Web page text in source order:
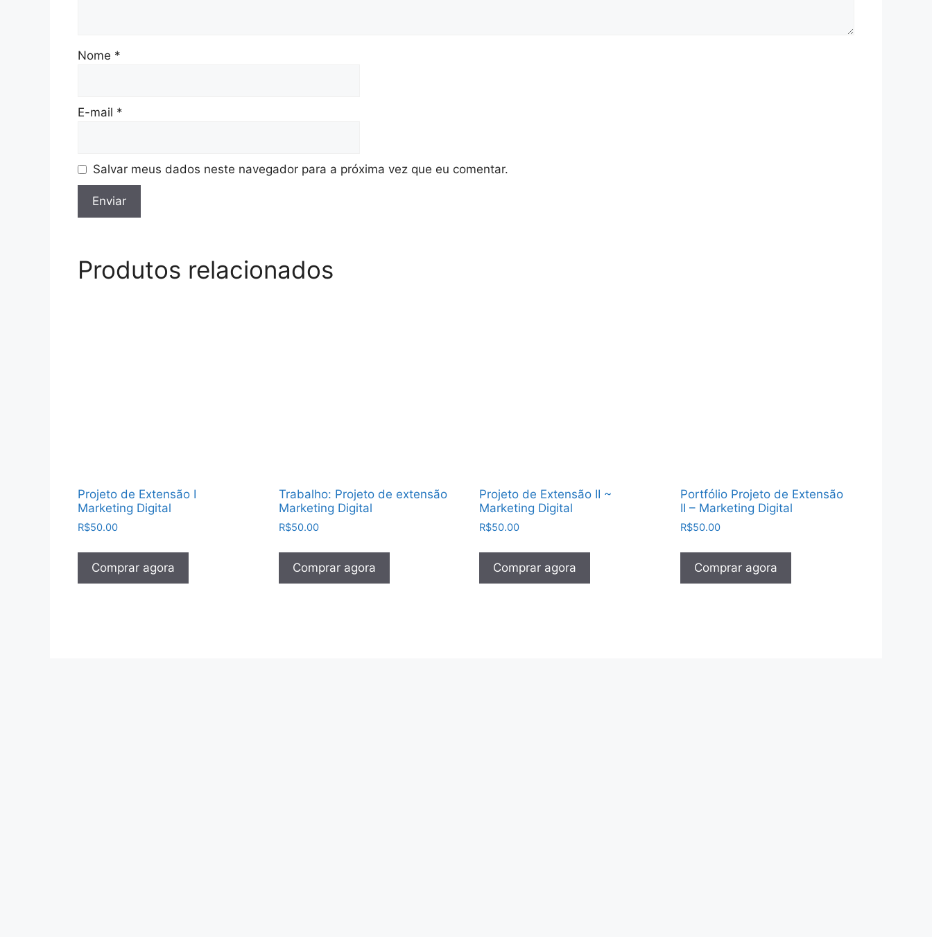
Nome *
E-mail *
Salvar meus dados neste navegador para a próxima vez que eu comentar.
Produtos relacionados
Projeto de Extensão I
Marketing Digital
R$50.00
Comprar agora
Trabalho: Projeto de extensão
Marketing Digital
R$50.00
Comprar agora
Projeto de Extensão II ~
Marketing Digital
R$50.00
Comprar agora
Portfólio Projeto de Extensão
II – Marketing Digital
R$50.00
Comprar agora